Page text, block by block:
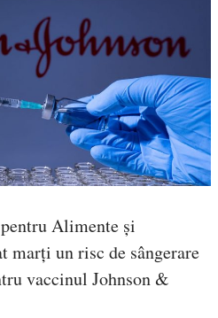
Alimente și
marți un risc de sângerare
vaccinul Johnson &